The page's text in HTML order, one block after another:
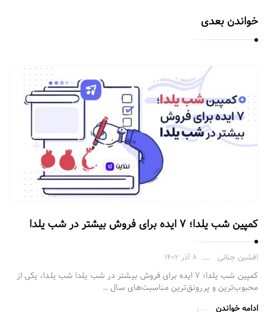
خواندن بعدی
کمپین شب یلدا؛ ۷ ایده برای فروش بیشتر در شب یلدا
افشین جنانی ۸ آذر ۱۴۰۲
کمپین شب یلدا؛ ۷ ایده برای فروش بیشتر در شب یلدا شب یلدا، یکی از
محبوب‌ترین و پررونق‌ترین مناسبت‌های سال …
ادامه خواندن